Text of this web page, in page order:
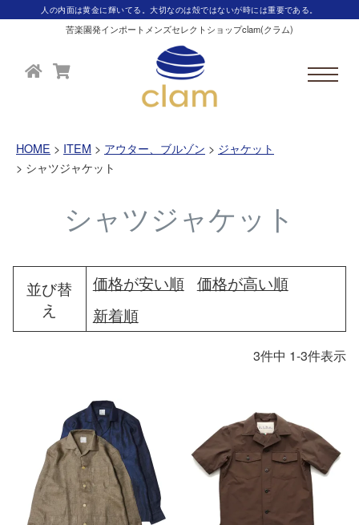
人の内面は黄金に輝いてる。大切なのは殻ではないが時には重要である。
苦楽園発インポートメンズセレクトショップclam(クラム)
HOME ITEM アウター、ブルゾン
ジャケット
シャツジャケット
シャツジャケット
並び替
え
価格が安い順
価格が高い順
新着順
3件中 1-3件表示